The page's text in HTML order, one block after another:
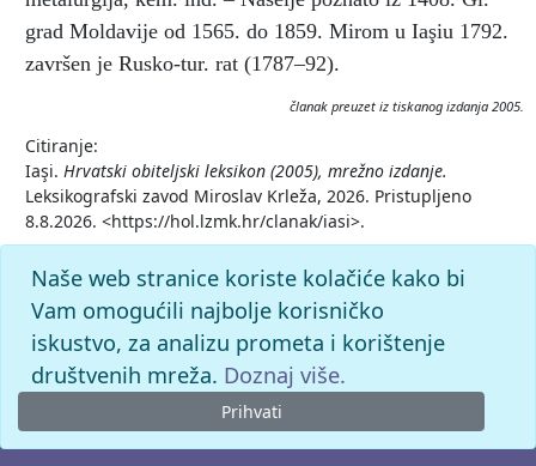
grad Moldavije od 1565. do 1859. Mirom u Iaşiu 1792.
završen je Rusko-tur. rat (1787–92).
članak preuzet iz tiskanog izdanja 2005.
Citiranje:
Iaşi. Hrvatski obiteljski leksikon (2005), mrežno izdanje.
Leksikografski zavod Miroslav Krleža, 2026. Pristupljeno
8.8.2026. <https://hol.lzmk.hr/clanak/iasi>.
Naše web stranice koriste kolačiće kako bi
Vam omogućili najbolje korisničko
iskustvo, za analizu prometa i korištenje
društvenih mreža. Doznaj više.
Prihvati
© 2026. -Leksikografski zavodMiroslav Krleža